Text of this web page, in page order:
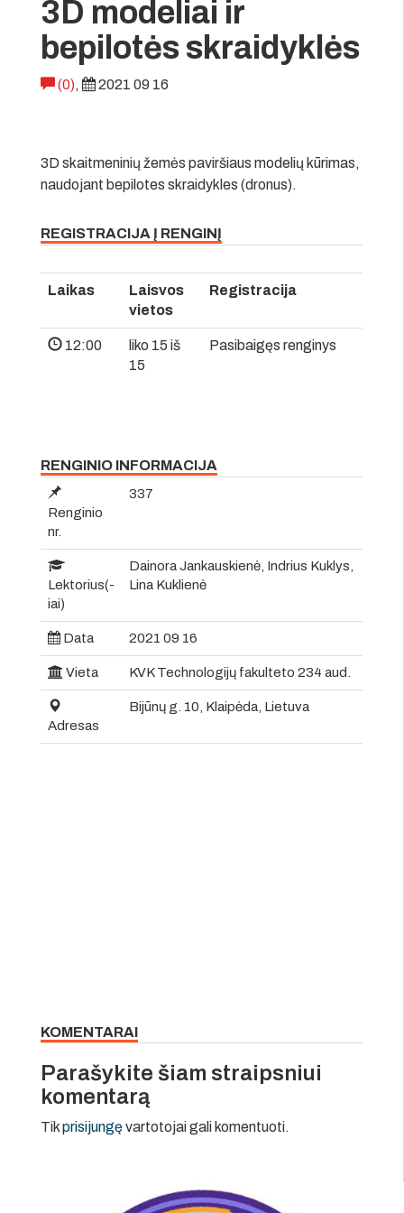
3D modeliai ir
bepilotės skraidyklės
(0), 2021 09 16
3D skaitmeninių žemės paviršiaus modelių kūrimas,
naudojant bepilotes skraidykles (dronus).
REGISTRACIJA Į RENGINĮ
Laikas
Laisvos
vietos
Registracija
12:00
liko 15 iš
15
Pasibaigęs renginys
RENGINIO INFORMACIJA
Renginio
nr.
337
Lektorius(-
iai)
Dainora Jankauskienė, Indrius Kuklys,
Lina Kuklienė
Data 2021 09 16
Vieta KVK Technologijų fakulteto 234 aud.
Adresas
Bijūnų g. 10, Klaipėda, Lietuva
KOMENTARAI
Parašykite šiam straipsniui
komentarą
Tikprisijungęvartotojai gali komentuoti.